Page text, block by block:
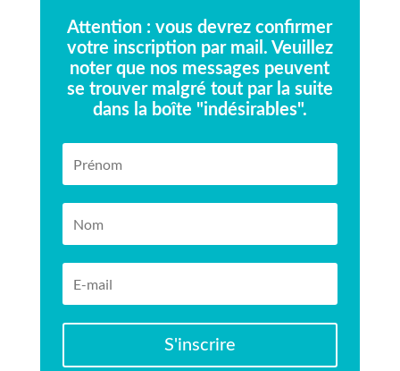
Attention : vous devrez confirmer
votre inscription par mail. Veuillez
noter que nos messages peuvent
se trouver malgré tout par la suite
dans la boîte "indésirables".
S'inscrire